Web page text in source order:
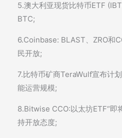
5.澳大利亚现货比特币ETF
BTC;
6.Coinbase: BLAST、ZRO和
民开放;
7.比特币矿商TeraWulf宣布计
能运营规模;
8.Bitwise CCO:以太坊ETF“即
持开放态度;